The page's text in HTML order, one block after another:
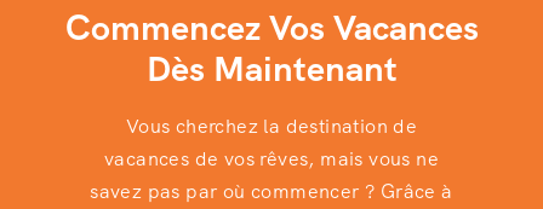
Commencez Vos Vacances
Dès Maintenant
Vous cherchez la destination de
vacances de vos rêves, mais vous ne
savez pas par où commencer ? Grâce à